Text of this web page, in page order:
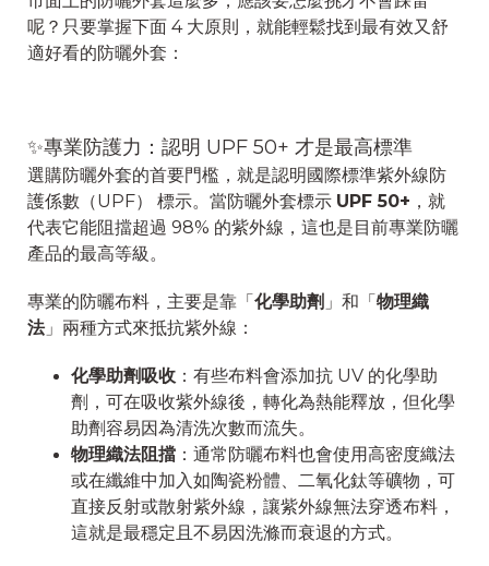
呢？只要掌握下面 4 大原則，就能輕鬆找到最有效又舒
適好看的防曬外套：
✨專業防護力：認明 UPF 50+ 才是最高標準
選購防曬外套的首要門檻，就是認明國際標準紫外線防
護係數（UPF） 標示。當防曬外套標示 UPF 50+ ，就
代表它能阻擋超過 98% 的紫外線，這也是目前專業防曬
產品的最高等級。
專業的防曬布料，主要是靠「化學助劑 」和「物理織
法」兩種方式來抵抗紫外線：
化學助劑吸收 ：有些布料會添加抗 UV 的化學助
劑，可在吸收紫外線後，轉化為熱能釋放，但化學
助劑容易因為清洗次數而流失。
物理織法阻擋 ：通常防曬布料也會使用高密度織法
或在纖維中加入如陶瓷粉體、二氧化鈦等礦物，可
直接反射或散射紫外線，讓紫外線無法穿透布料，
這就是最穩定且不易因洗滌而衰退的方式。